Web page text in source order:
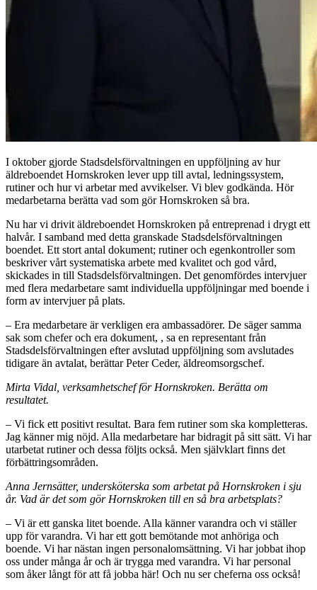
I oktober gjorde Stadsdelsförvaltningen en uppföljning av hur
äldreboendet Hornskroken lever upp till avtal, ledningssystem,
rutiner och hur vi arbetar med avvikelser. Vi blev godkända. Hör
medarbetarna berätta vad som gör Hornskroken så bra.
Nu har vi drivit äldreboendet Hornskroken på entreprenad i drygt ett
halvår. I samband med detta granskade Stadsdelsförvaltningen
boendet. Ett stort antal dokument; rutiner och egenkontroller som
beskriver vårt systematiska arbete med kvalitet och god vård,
skickades in till Stadsdelsförvaltningen. Det genomfördes intervjuer
med flera medarbetare samt individuella uppföljningar med boende i
form av intervjuer på plats.
– Era medarbetare är verkligen era ambassadörer. De säger samma
sak som chefer och era dokument, , sa en representant från
Stadsdelsförvaltningen efter avslutad uppföljning som avslutades
tidigare än avtalat, berättar Peter Ceder, äldreomsorgschef.
Mirta Vidal, verksamhetschef för Hornskroken. Berätta om
resultatet.
– Vi fick ett positivt resultat. Bara fem rutiner som ska kompletteras.
Jag känner mig nöjd. Alla medarbetare har bidragit på sitt sätt. Vi har
utarbetat rutiner och dessa följts också. Men självklart finns det
förbättringsområden.
Anna Jernsätter, undersköterska som arbetat på Hornskroken i sju
år. Vad är det som gör Hornskroken till en så bra arbetsplats?
– Vi är ett ganska litet boende. Alla känner varandra och vi ställer
upp för varandra. Vi har ett gott bemötande mot anhöriga och
boende. Vi har nästan ingen personalomsättning. Vi har jobbat ihop
oss under många år och är trygga med varandra. Vi har personal
som åker långt för att få jobba här! Och nu ser cheferna oss också!